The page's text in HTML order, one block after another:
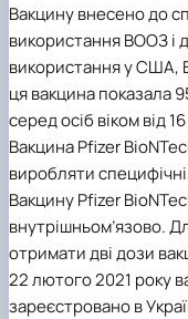
Вакцину внесено до
використання ВООЗ і
використання у США,
ця вакцина показала
серед осіб віком від
Вакцина Pfizer
виробляти
Вакцину Pfizer
внутрішньом’язово.
отримати дві дози
22 лютого 2021 року
зареєстровано в